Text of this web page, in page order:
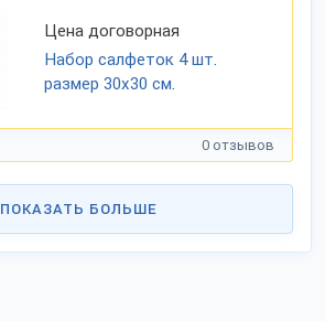
Цена договорная
Набор салфеток 4 шт.
размер 30х30 см.
0 отзывов
ПОКАЗАТЬ БОЛЬШЕ